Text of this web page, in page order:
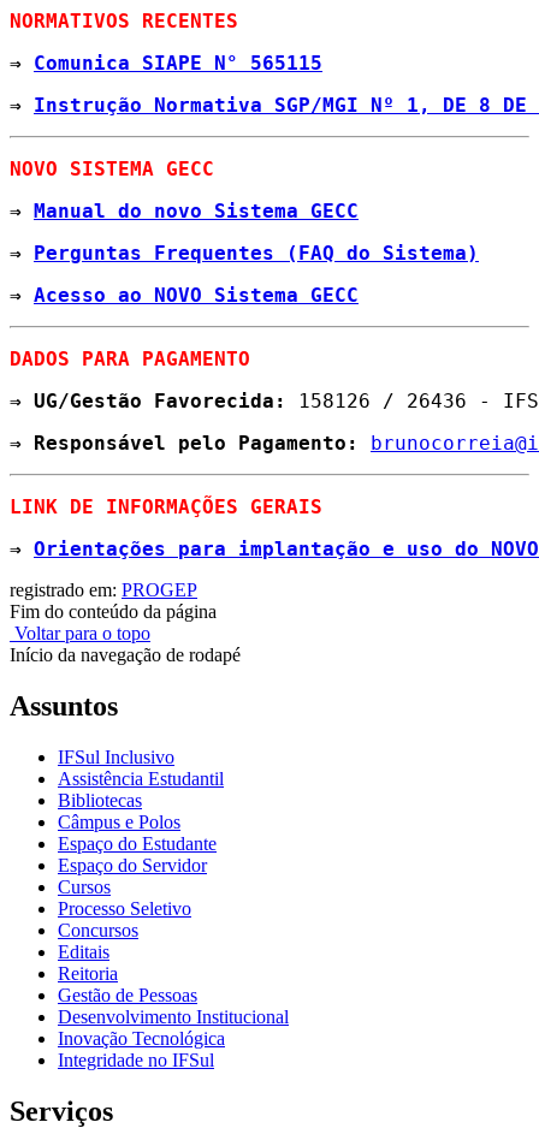
NORMATIVOS RECENTES
⇒ Comunica SIAPE N° 565115
⇒ Instrução Normativa SGP/MGI Nº 1, DE 8 DE
NOVO SISTEMA GECC
⇒
Manual do novo Sistema GECC
⇒
Perguntas Frequentes (FAQ do Sistema)
⇒ Acesso ao NOVO Sistema GECC
DADOS PARA PAGAMENTO
⇒ UG/Gestão Favorecida:
158126 / 26436 -
⇒ Responsável pelo Pagamento:
LINK DE INFORMAÇÕES GERAIS
⇒ Orientações para implantação e uso do NOVO
registrado em: PROGEP
Fim do conteúdo da página
Voltar para o topo
Início da navegação de rodapé
Assuntos
IFSul Inclusivo
Assistência Estudantil
Bibliotecas
Câmpus e Polos
Espaço do Estudante
Espaço do Servidor
Cursos
Processo Seletivo
Concursos
Editais
Reitoria
Gestão de Pessoas
Desenvolvimento Institucional
Inovação Tecnológica
Integridade no IFSul
Serviços